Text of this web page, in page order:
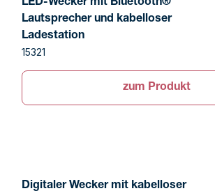
LED-Wecker mit Bluetooth®
Lautsprecher und kabelloser
Ladestation
15321
zum Produkt
Digitaler Wecker mit kabelloser